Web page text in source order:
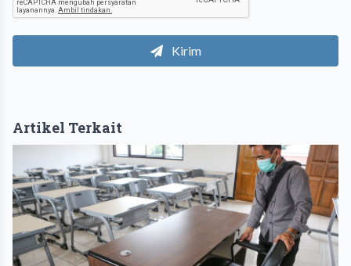
Kirim
Artikel Terkait